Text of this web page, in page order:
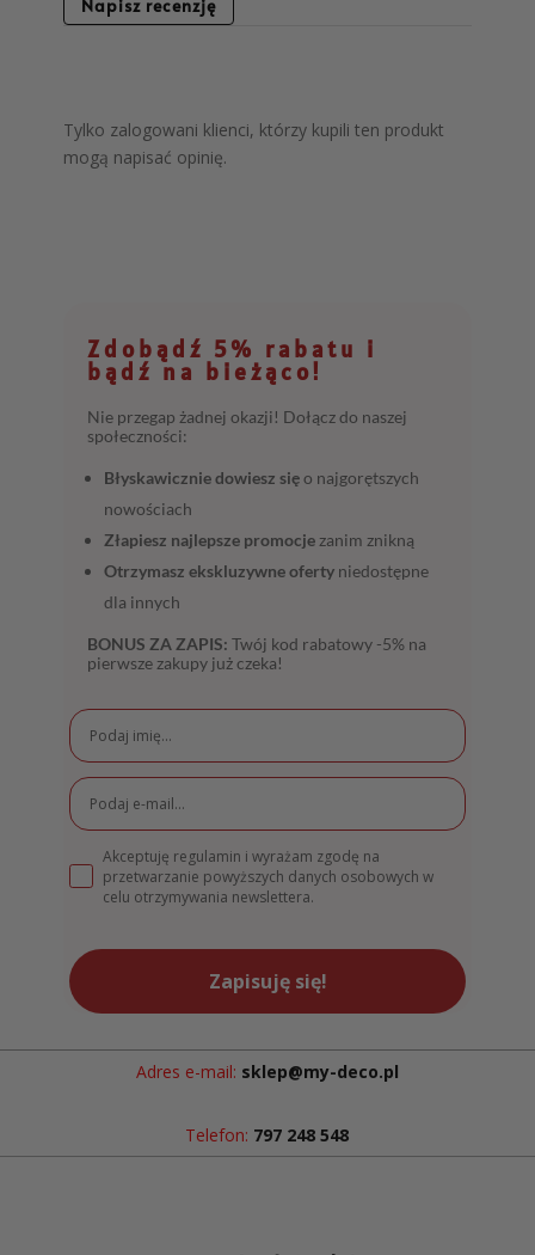
Napisz recenzję
Tylko zalogowani klienci, którzy kupili ten produkt
mogą napisać opinię.
Zdobądź 5% rabatu i
bądź na bieżąco!
Nie przegap żadnej okazji! Dołącz do naszej
społeczności:
Błyskawicznie dowiesz sięo najgorętszych
nowościach
Złapiesz najlepsze promocje zanim znikną
Otrzymasz ekskluzywne oferty niedostępne
dla innych
BONUS ZA ZAPIS: Twój kod rabatowy -5% na
pierwsze zakupy już czeka!
Akceptuję regulamin i wyrażam zgodę na
przetwarzanie powyższych danych osobowych w
celu otrzymywania newslettera.
Zapisuję się!
Adres e-mail: sklep@my-deco.pl
Telefon: 797 248 548